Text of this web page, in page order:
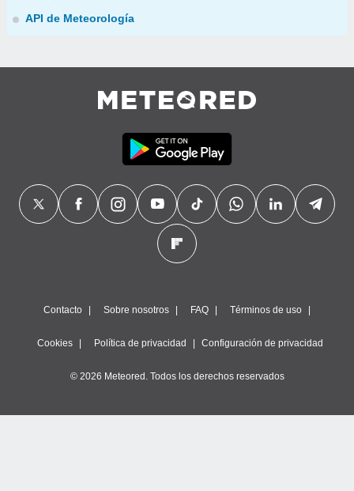
API de Meteorología
Contacto Sobre nosotros FAQ Términos de uso
Cookies Política de privacidad Configuración de privacidad
© 2026 Meteored. Todos los derechos reservados